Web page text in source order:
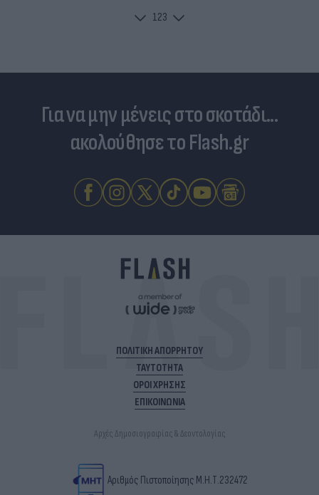
123
Για να μην μένεις στο σκοτάδι...
ακολούθησε το Flash.gr
ΠΟΛΙΤΙΚΗ ΑΠΟΡΡΗΤΟΥ
ΤΑΥΤΟΤΗΤΑ
ΟΡΟΙ ΧΡΗΣΗΣ
ΕΠΙΚΟΙΝΩΝΙΑ
Αρχές Δημοσιογραφίας & Δεοντολογίας
Αριθμός Πιστοποίησης Μ.Η.Τ.232472